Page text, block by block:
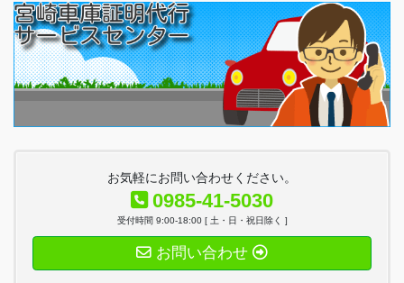
お気軽にお問い合わせください。
0985-41-5030
受付時間 9:00-18:00 [ 土・日・祝日除く ]
お問い合わせ